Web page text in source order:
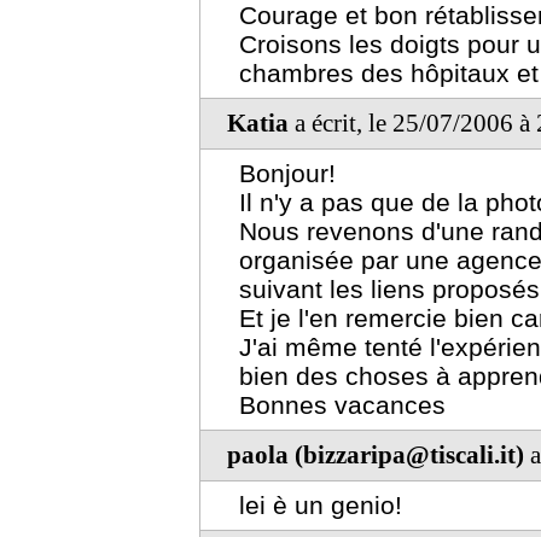
Courage et bon
Croisons les doigts pour
chambres des hôpitaux
Katia a écrit, le 25/07/2006 à
Bonjour!
Il n'y a pas que de la
Nous revenons d'une
organisée par une
suivant les liens
Et je l'en remercie bien
J'ai même tenté
bien des choses à
Bonnes vacances
paola (bizzaripa@tiscali.it)
lei è un genio!